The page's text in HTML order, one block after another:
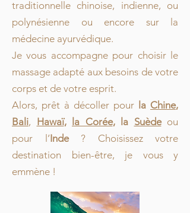
traditionnelle chinoise, indienne, ou
polynésienne ou encore sur la
médecine ayurvédique.
Je vous accompagne pour choisir le
massage adapté aux besoins de votre
corps et de votre esprit.
Alors, prêt à décoller pour la Chine,
Bali, Hawaï, la Corée, la Suède ou
pour l’Inde ? Choisissez votre
destination bien-être, je vous y
emmène !